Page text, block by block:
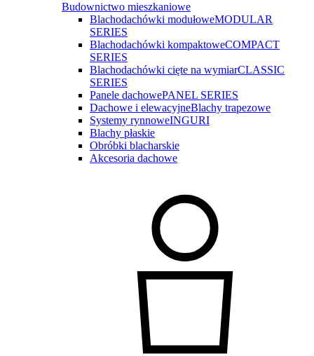
Budownictwo mieszkaniowe
Blachodachówki modułoweMODULAR
SERIES
Blachodachówki kompaktoweCOMPACT
SERIES
Blachodachówki cięte na wymiarCLASSIC
SERIES
Panele dachowePANEL SERIES
Dachowe i elewacyjneBlachy trapezowe
Systemy rynnoweINGURI
Blachy płaskie
Obróbki blacharskie
Akcesoria dachowe